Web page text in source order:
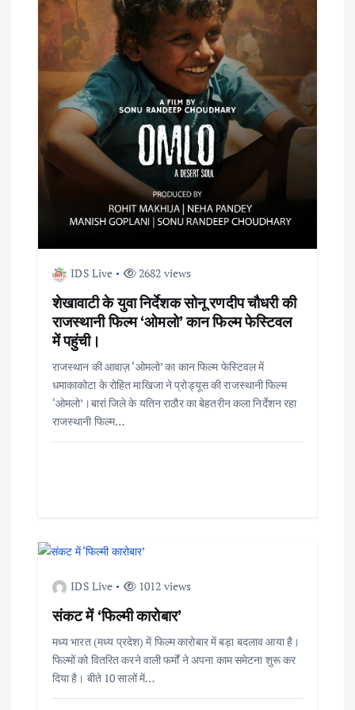
g
a
t
o
IDS Live 2682 views
शेखावाटी के युवा निर्देशक सोनू रणदीप चौधरी की
राजस्थानी फिल्म ‘ओमलो’ कान फिल्म फेस्टिवल
में पहुंची।
राजस्थान की आवाज़ ‘ओमलो’ का कान फिल्म फेस्टिवल में
धमाकाकोटा के रोहित माखिजा ने प्रोड्यूस की राजस्थानी फिल्म
‘ओमलो’।बारां जिले के यतिन राठौर का बेहतरीन कला निर्देशन रहा
राजस्थानी फिल्म…
IDS Live 1012 views
संकट में ‘फिल्मी कारोबार’
मध्य भारत (मध्य प्रदेश) में फिल्म कारोबार में बड़ा बदलाव आया है।
फिल्मों को वितरित करने वाली फर्मों ने अपना काम समेटना शुरू कर
दिया है। बीते 10 सालों में…